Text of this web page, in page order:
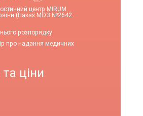
центр MIRUM
(Наказ МОЗ №2642
розпорядку
про надання медичних
ціни